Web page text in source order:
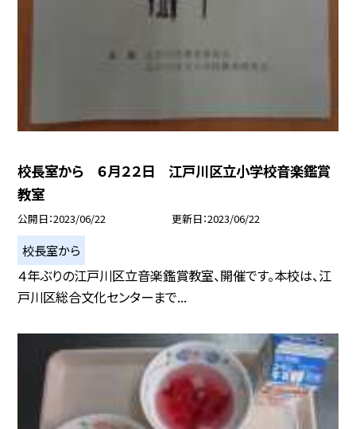
校長室から ６月２２日 江戸川区立小学校音楽鑑賞
教室
公開日 2023/06/22 更新日 2023/06/22
校長室から
４年ぶりの江戸川区立音楽鑑賞教室、開催です。本校は、江
戸川区総合文化センターまで...